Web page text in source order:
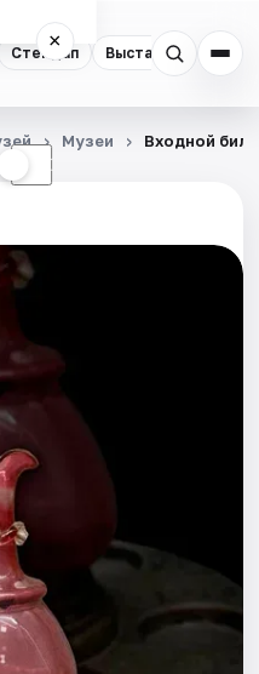
Стендап Выставки
×
☾
Музеи Входной